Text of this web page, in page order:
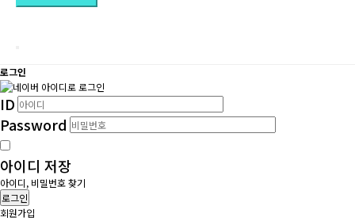
로그인
ID
Password
아이디 저장
아이디, 비밀번호 찾기
로그인
회원가입